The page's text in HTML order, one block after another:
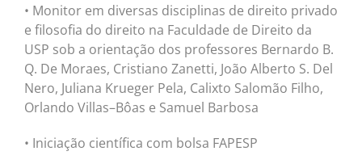
• Monitor em diversas disciplinas de direito privado
e filosofia do direito na Faculdade de Direito da
USP sob a orientação dos professores Bernardo B.
Q. De Moraes, Cristiano Zanetti, João Alberto S. Del
Nero, Juliana Krueger Pela, Calixto Salomão Filho,
Orlando Villas–Bôas e Samuel Barbosa
• Iniciação científica com bolsa FAPESP